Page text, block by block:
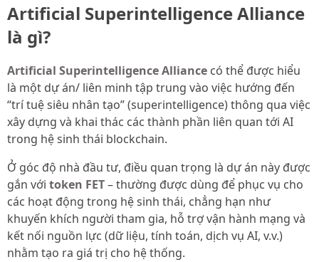
Artificial Superintelligence Alliance
là gì?
Artificial Superintelligence Alliance có thể được hiểu
là một dự án/ liên minh tập trung vào việc hướng đến
“trí tuệ siêu nhân tạo” (superintelligence) thông qua việc
xây dựng và khai thác các thành phần liên quan tới AI
trong hệ sinh thái blockchain.
Ở góc độ nhà đầu tư, điều quan trọng là dự án này được
gắn với token FET– thường được dùng để phục vụ cho
các hoạt động trong hệ sinh thái, chẳng hạn như
khuyến khích người tham gia, hỗ trợ vận hành mạng và
kết nối nguồn lực (dữ liệu, tính toán, dịch vụ AI, v.v.)
nhằm tạo ra giá trị cho hệ thống.